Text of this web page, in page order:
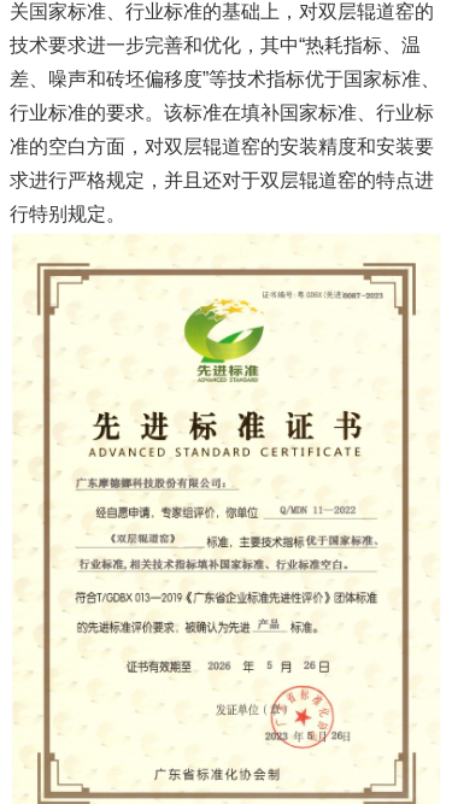
关国家标准、行业标准的基础上，对双层辊道窑的
技术要求进一步完善和优化，其中“热耗指标、温
差、噪声和砖坯偏移度”等技术指标优于国家标准、
行业标准的要求。该标准在填补国家标准、行业标
准的空白方面，对双层辊道窑的安装精度和安装要
求进行严格规定，并且还对于双层辊道窑的特点进
行特别规定。